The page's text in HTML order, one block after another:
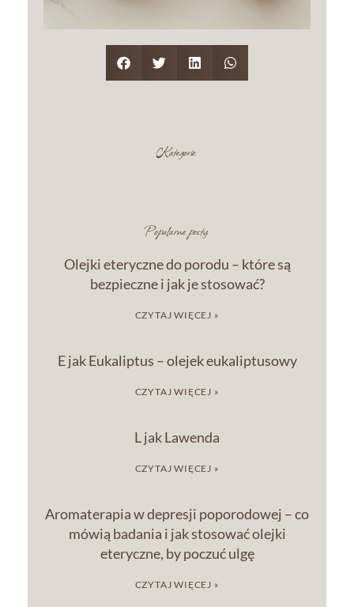
Kategorie:
Popularne posty:
Olejki eteryczne do porodu – które są
bezpieczne i jak je stosować?
CZYTAJ WIĘCEJ »
E jak Eukaliptus – olejek eukaliptusowy
CZYTAJ WIĘCEJ »
L jak Lawenda
CZYTAJ WIĘCEJ »
Aromaterapia w depresji poporodowej – co
mówią badania i jak stosować olejki
eteryczne, by poczuć ulgę
CZYTAJ WIĘCEJ »